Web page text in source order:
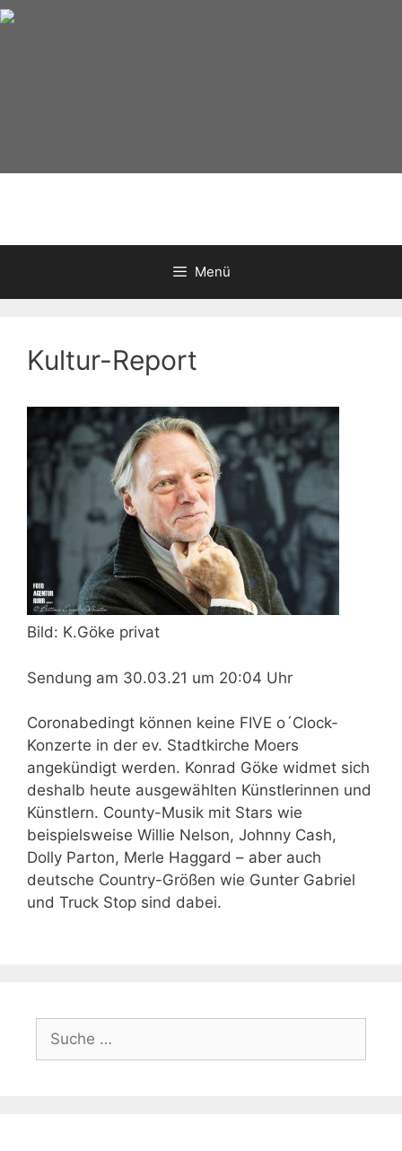
Zum
Menü
Kultur-Report
Bild: K.Göke privat
Sendung am 30.03.21 um 20:04 Uhr
Coronabedingt können keine FIVE o´Clock-
Konzerte in der ev. Stadtkirche Moers
angekündigt werden. Konrad Göke widmet sich
deshalb heute ausgewählten Künstlerinnen und
Künstlern. County-Musik mit Stars wie
beispielsweise Willie Nelson, Johnny Cash,
Dolly Parton, Merle Haggard – aber auch
deutsche Country-Größen wie Gunter Gabriel
und Truck Stop sind dabei.
nach: